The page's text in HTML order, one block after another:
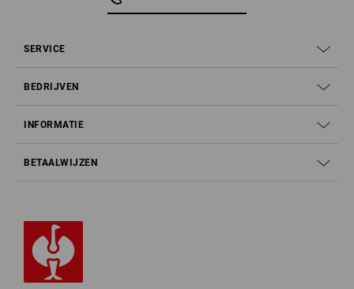
SERVICE
BEDRIJVEN
INFORMATIE
BETAALWIJZEN